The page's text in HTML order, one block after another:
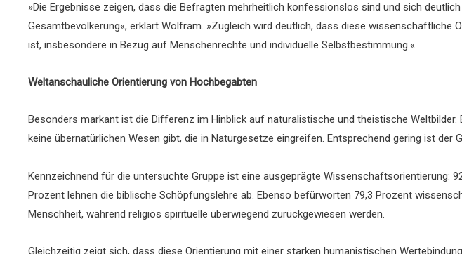
»Die Ergebnisse zeigen, dass die Befragten mehrheitlich konfessionslos sind und sich
Gesamtbevölkerung«, erklärt Wolfram. »Zugleich wird deutlich, dass diese wissenschaftliche
ist, insbesondere in Bezug auf Menschenrechte und individuelle Selbstbestimmung.«
Weltanschauliche Orientierung von Hochbegabten
Besonders markant ist die Differenz im Hinblick auf naturalistische und theistische
keine übernatürlichen Wesen gibt, die in Naturgesetze eingreifen. Entsprechend gering ist der
Kennzeichnend für die untersuchte Gruppe ist eine ausgeprägte Wissenschaftsorientierung:
Prozent lehnen die biblische Schöpfungslehre ab. Ebenso befürworten 79,3 Prozent
Menschheit, während religiös spirituelle überwiegend zurückgewiesen werden.
Gleichzeitig zeigt sich, dass diese Orientierung mit einer starken humanistischen